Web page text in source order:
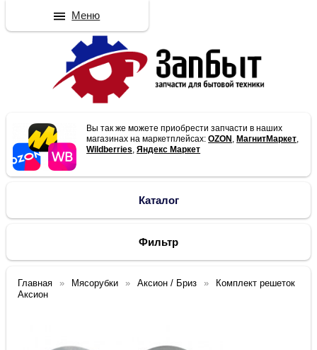
Вы так же можете приобрести запчасти в наших
магазинах на маркетплейсах:OZON , МагнитМаркет,
Wildberries,Яндекс Маркет
Каталог
Фильтр
Главная Мясорубки Аксион / Бриз
Комплект решеток
Аксион
Меню